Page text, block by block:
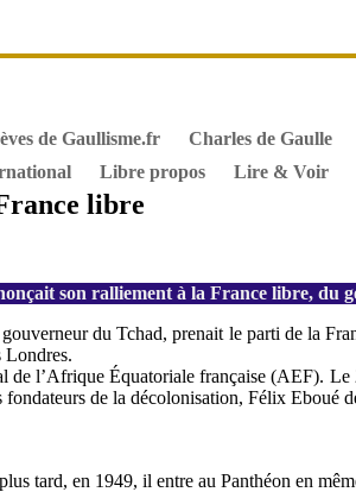
de Gaullisme.fr Charles de Gaulle
Libre propos Lire & Voir
libre
son ralliement à la France libre, du
du Tchad, prenait le parti de la
Londres.
l’Afrique Équatoriale française (AEF).
de la décolonisation, Félix Eboué
tard, en 1949, il entre au Panthéon en